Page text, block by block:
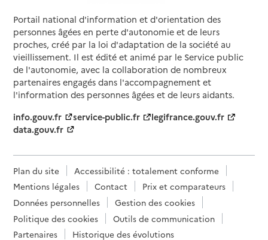
Portail national d'information et d'orientation des
personnes âgées en perte d'autonomie et de leurs
proches, créé par la loi d'adaptation de la société au
vieillissement. Il est édité et animé par le Service public
de l'autonomie, avec la collaboration de nombreux
partenaires engagés dans l'accompagnement et
l'information des personnes âgées et de leurs aidants.
info.gouv.fr
service-public.fr
legifrance.gouv.fr
data.gouv.fr
Plan du site
Accessibilité : totalement conforme
Mentions légales
Contact
Prix et comparateurs
Données personnelles
Gestion des cookies
Politique des cookies
Outils de communication
Partenaires
Historique des évolutions